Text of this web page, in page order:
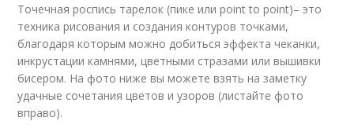
Точечная роспись тарелок (пике или point to point)– это
техника рисования и создания контуров точками,
благодаря которым можно добиться эффекта чеканки,
инкрустации камнями, цветными стразами или вышивки
бисером. На фото ниже вы можете взять на заметку
удачные сочетания цветов и узоров (листайте фото
вправо).